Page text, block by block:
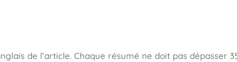
de l’article. Chaque résumé ne doit pas dépasser